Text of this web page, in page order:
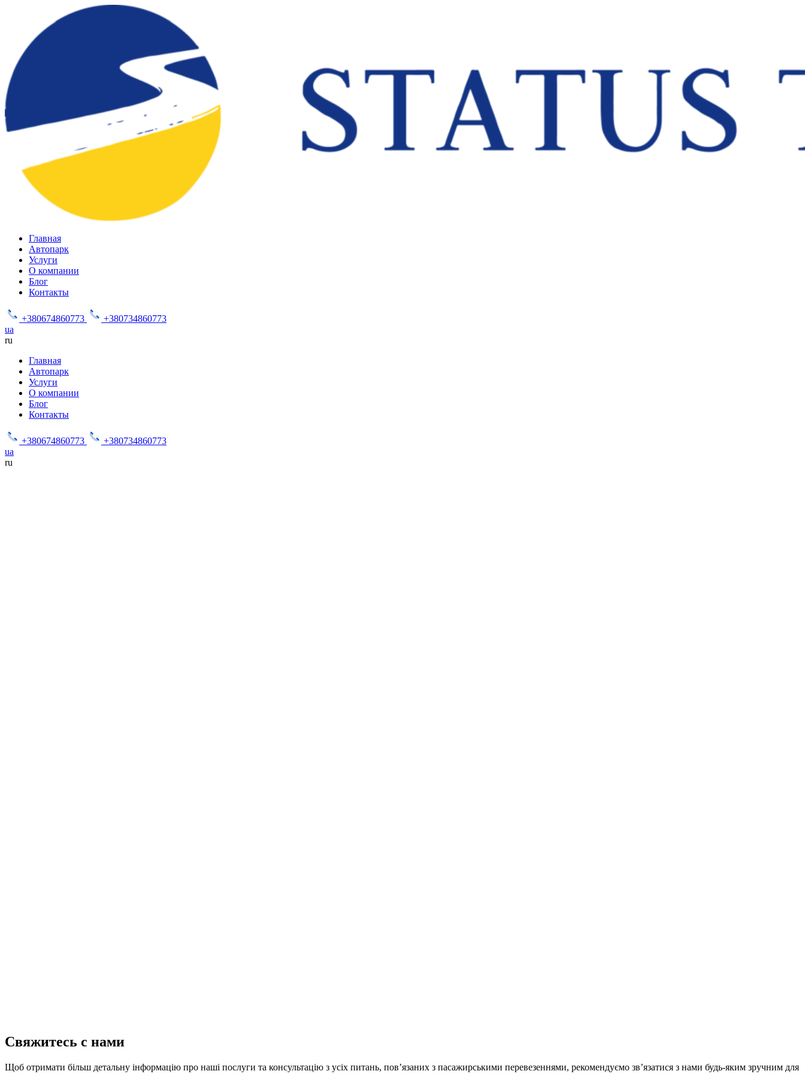
Главная
Автопарк
Услуги
О компании
Блог
Контакты
+380674860773
+380734860773
ua
ru
Главная
Автопарк
Услуги
О компании
Блог
Контакты
+380674860773
+380734860773
ua
ru
Свяжитесь с нами
Щоб отримати більш детальну інформацію про наші послуги та консультацію з усіх питань, пов’язаних з пасажирськими перевезеннями, рекомендуємо зв’язатися з нами будь-яким зручним для